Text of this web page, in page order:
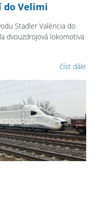
do Velimi
Stadler València do
dvouzdrojová lokomotiva
číst dále